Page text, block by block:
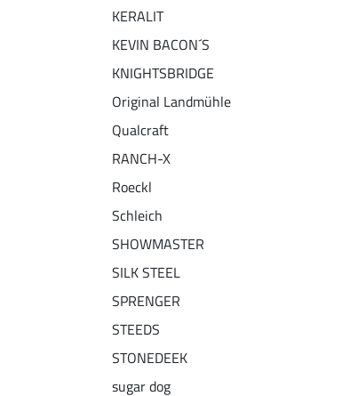
KERALIT
KEVIN BACON´S
KNIGHTSBRIDGE
Original Landmühle
Qualcraft
RANCH-X
Roeckl
Schleich
SHOWMASTER
SILK STEEL
SPRENGER
STEEDS
STONEDEEK
sugar dog